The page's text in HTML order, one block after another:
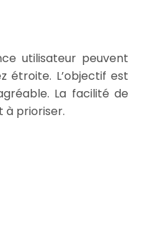
utilisateur peuvent
étroite. L’objectif est
La facilité de
à prioriser.